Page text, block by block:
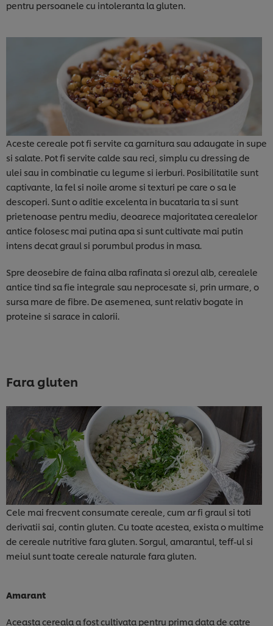
pentru persoanele cu intoleranta la gluten.
Aceste cereale pot fi servite ca garnitura sau adaugate in supe
si salate. Pot fi servite calde sau reci, simplu cu dressing de
ulei sau in combinatie cu legume si ierburi. Posibilitatile sunt
captivante, la fel si noile arome si texturi pe care o sa le
descoperi. Sunt o aditie excelenta in bucataria ta si sunt
prietenoase pentru mediu, deoarece majoritatea cerealelor
antice folosesc mai putina apa si sunt cultivate mai putin
intens decat graul si porumbul produs in masa.
Spre deosebire de faina alba rafinata si orezul alb, cerealele
antice tind sa fie integrale sau neprocesate si, prin urmare, o
sursa mare de fibre. De asemenea, sunt relativ bogate in
proteine si sarace in calorii.
Fara gluten
Cele mai frecvent consumate cereale, cum ar fi graul si toti
derivatii sai, contin gluten. Cu toate acestea, exista o multime
de cereale nutritive fara gluten. Sorgul, amarantul, teff-ul si
meiul sunt toate cereale naturale fara gluten.
Amarant
Aceasta cereala a fost cultivata pentru prima data de catre